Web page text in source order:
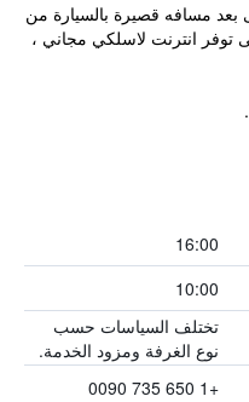
بعد مسافه قصيرة بالسيارة من
انترنت لاسلكي مجاني ،
16:00
10:00
تختلف السياسات حسب
نوع الغرفة ومزود الخدمة.
+1 650 735 0090